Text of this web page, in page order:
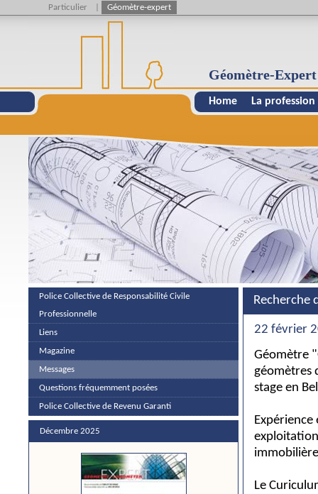
Géomètre-Expert
Home La profession
Police Collective de Responsabilité Civile
Professionnelle
Liens
Magazine
Messages
Questions fréquemment posées
Police Collective de Revenu Garanti
Décembre 2025
Recherche
22 février
Géomètre
géomètres
stage en
Le
Particulier Géomètre-expert